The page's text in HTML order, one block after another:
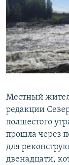
Местный
редакции
полшестого
прошла через
для
двенадцати,